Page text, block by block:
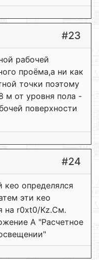
#23
рабочей
проёма,а ни как
точки поэтому
м от уровня пола -
поверхности
#24
кео определялся
эти кео
на r0xt0/Kz.См.
А "Расчетное